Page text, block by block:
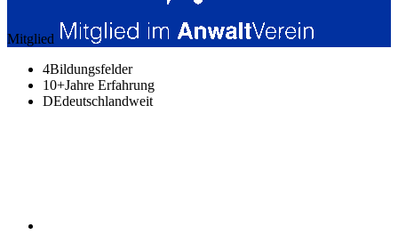
Mitglied
4Bildungsfelder
10+Jahre Erfahrung
DEdeutschlandweit